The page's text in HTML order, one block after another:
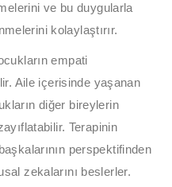
ve bu duygularla
kolaylaştırır.
empati
Aile içerisinde yaşanan
diğer bireylerin
Terapinin
perspektifinden
zekalarını beslerler.